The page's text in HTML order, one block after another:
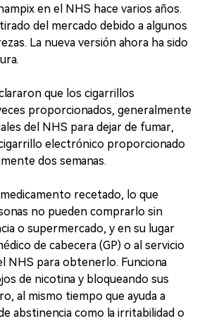
en el NHS hace varios años.
del mercado debido a algunos
La nueva versión ahora ha sido
que los cigarrillos
proporcionados, generalmente
del NHS para dejar de fumar,
electrónico proporcionado
dos semanas.
recetado, lo que
no pueden comprarlo sin
o supermercado, y en su lugar
de cabecera (GP) o al servicio
NHS para obtenerlo. Funciona
de nicotina y bloqueando sus
al mismo tiempo que ayuda a
abstinencia como la irritabilidad o